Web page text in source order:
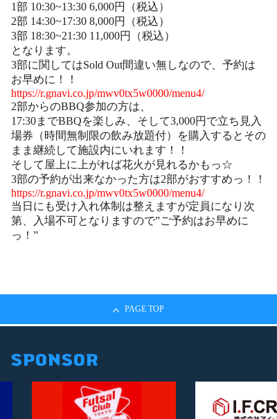
1部 10:30~13:30 6,000円（税込）
2部 14:30~17:30 8,000円（税込）
3部 18:30~21:30 11,000円（税込）
となります。
3部に関してはSold Out間違い無しなので、予約は
お早めに！！
https://r.gnavi.co.jp/mwv0tx5w0000/menu4/
2部からのBBQ参加の方は、
17:30までBBQを楽しみ、そして3,000円で立ち見入
場券（時間無制限の飲み放題付）を購入するとその
まま継続して施設内にいれます！！
そして屋上に上がれば花火が見れるかもっ☆
3部の予約が出来なかった方は2部がおすすめっ！！
https://r.gnavi.co.jp/mwv0tx5w0000/menu4/
当日にも受け入れ体制は整えますが定員になり次
第、入場不可となりますので”ご予約はお早めに
っ！”
PAGE TOP